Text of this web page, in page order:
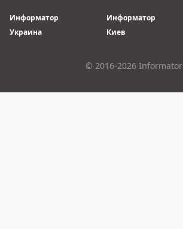
Информатор
Украина
Информатор
Киев
© 2016-2026 Informator